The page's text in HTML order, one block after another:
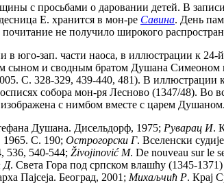
с просьбами о даровании детей. В
Е. хранится в мон-ре Савина. День
не получило широкого
в юго-зап. части наоса, в иллюстрации к
сыном и сводным братом Душана Симеоном
С. 328-329, 439-440, 481). В иллюстрации
собора мон-ря Лесново (1347/48). Во
с нимбом вместе с царем Душаном.
Душана. Дисельдорф, 1975; Руварац И.
1965. С. 190; Острогорски Г. Вселенски
536, 540-544; ŽivojinovićM. De nouveau sur le
Д. Света Гора под српском влашћу (1345-
Паjсеjа. Београд, 2001; Михаљчић Р. Краj